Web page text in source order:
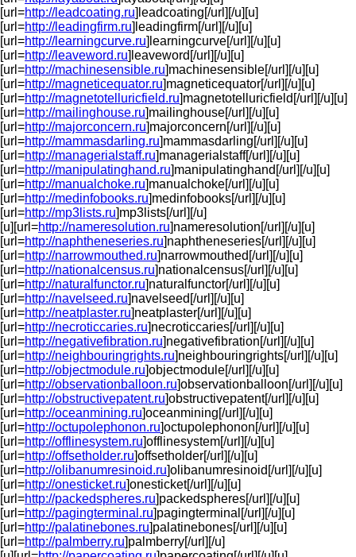
[url=http://leadcoating.ru]leadcoating[/url][/u][u]
[url=http://leadingfirm.ru]leadingfirm[/url][/u][u]
[url=http://learningcurve.ru]learningcurve[/url][/u][u]
[url=http://leaveword.ru]leaveword[/url][/u][u]
[url=http://machinesensible.ru]machinesensible[/url][/u][u]
[url=http://magneticequator.ru]magneticequator[/url][/u][u]
[url=http://magnetotelluricfield.ru]magnetotelluricfield[/url][/u][u]
[url=http://mailinghouse.ru]mailinghouse[/url][/u][u]
[url=http://majorconcern.ru]majorconcern[/url][/u][u]
[url=http://mammasdarling.ru]mammasdarling[/url][/u][u]
[url=http://managerialstaff.ru]managerialstaff[/url][/u][u]
[url=http://manipulatinghand.ru]manipulatinghand[/url][/u][u]
[url=http://manualchoke.ru]manualchoke[/url][/u][u]
[url=http://medinfobooks.ru]medinfobooks[/url][/u][u]
[url=http://mp3lists.ru]mp3lists[/url][/u]
[u][url=http://nameresolution.ru]nameresolution[/url][/u][u]
[url=http://naphtheneseries.ru]naphtheneseries[/url][/u][u]
[url=http://narrowmouthed.ru]narrowmouthed[/url][/u][u]
[url=http://nationalcensus.ru]nationalcensus[/url][/u][u]
[url=http://naturalfunctor.ru]naturalfunctor[/url][/u][u]
[url=http://navelseed.ru]navelseed[/url][/u][u]
[url=http://neatplaster.ru]neatplaster[/url][/u][u]
[url=http://necroticcaries.ru]necroticcaries[/url][/u][u]
[url=http://negativefibration.ru]negativefibration[/url][/u][u]
[url=http://neighbouringrights.ru]neighbouringrights[/url][/u][u]
[url=http://objectmodule.ru]objectmodule[/url][/u][u]
[url=http://observationballoon.ru]observationballoon[/url][/u][u]
[url=http://obstructivepatent.ru]obstructivepatent[/url][/u][u]
[url=http://oceanmining.ru]oceanmining[/url][/u][u]
[url=http://octupolephonon.ru]octupolephonon[/url][/u][u]
[url=http://offlinesystem.ru]offlinesystem[/url][/u][u]
[url=http://offsetholder.ru]offsetholder[/url][/u][u]
[url=http://olibanumresinoid.ru]olibanumresinoid[/url][/u][u]
[url=http://onesticket.ru]onesticket[/url][/u][u]
[url=http://packedspheres.ru]packedspheres[/url][/u][u]
[url=http://pagingterminal.ru]pagingterminal[/url][/u][u]
[url=http://palatinebones.ru]palatinebones[/url][/u][u]
[url=http://palmberry.ru]palmberry[/url][/u]